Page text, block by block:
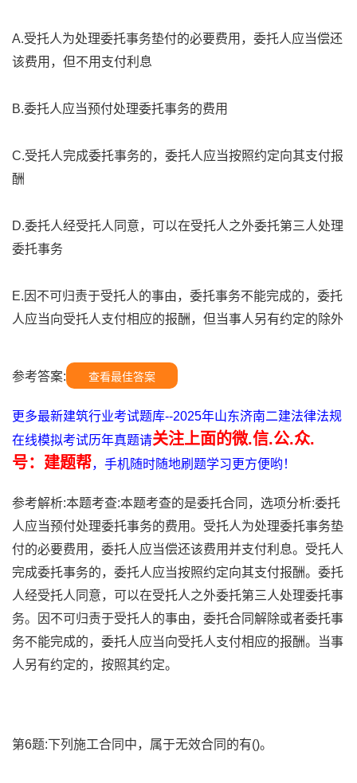
A.受托人为处理委托事务垫付的必要费用，委托人应当偿还
该费用，但不用支付利息
B.委托人应当预付处理委托事务的费用
C.受托人完成委托事务的，委托人应当按照约定向其支付报
酬
D.委托人经受托人同意，可以在受托人之外委托第三人处理
委托事务
E.因不可归责于受托人的事由，委托事务不能完成的，委托
人应当向受托人支付相应的报酬，但当事人另有约定的除外
参考答案: 查看最佳答案
更多最新建筑行业考试题库--2025年山东济南二建法律法规
在线模拟考试历年真题请关注上面的微.信.公.众.
号：建题帮，手机随时随地刷题学习更方便哟！
参考解析:本题考查:本题考查的是委托合同，选项分析:委托
人应当预付处理委托事务的费用。受托人为处理委托事务垫
付的必要费用，委托人应当偿还该费用并支付利息。受托人
完成委托事务的，委托人应当按照约定向其支付报酬。委托
人经受托人同意，可以在受托人之外委托第三人处理委托事
务。因不可归责于受托人的事由，委托合同解除或者委托事
务不能完成的，委托人应当向受托人支付相应的报酬。当事
人另有约定的，按照其约定。
第6题:下列施工合同中，属于无效合同的有()。